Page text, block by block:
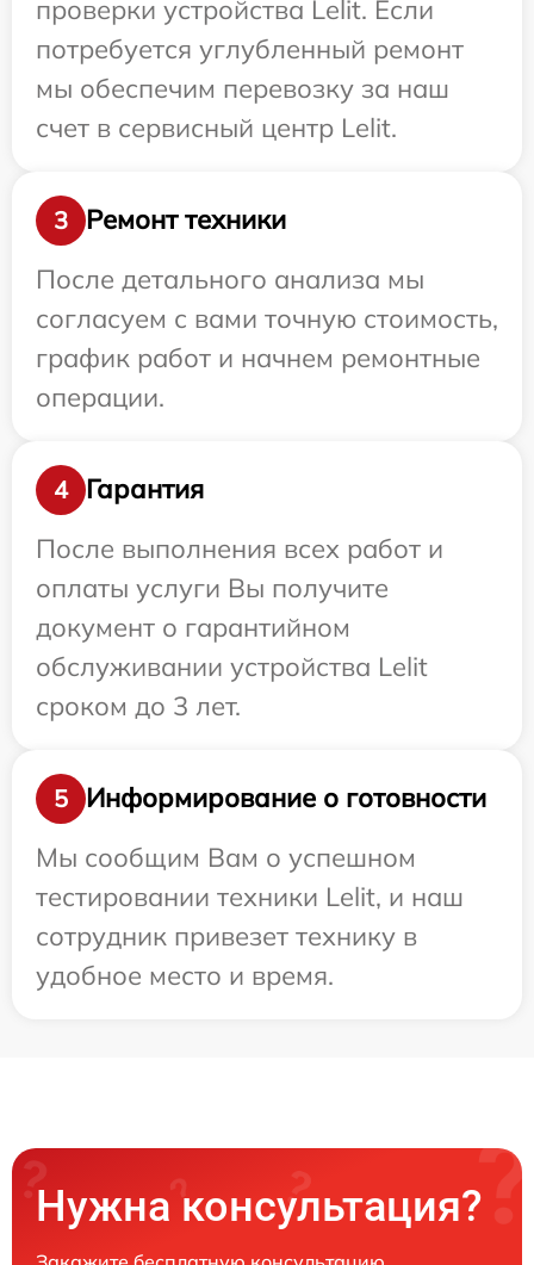
проверки устройства Lelit. Если
потребуется углубленный ремонт
мы обеспечим перевозку за наш
счет в сервисный центр Lelit.
3
Ремонт техники
После детального анализа мы
согласуем с вами точную стоимость,
график работ и начнем ремонтные
операции.
4
Гарантия
После выполнения всех работ и
оплаты услуги Вы получите
документ о гарантийном
обслуживании устройства Lelit
сроком до 3 лет.
5
Информирование о готовности
Мы сообщим Вам о успешном
тестировании техники Lelit, и наш
сотрудник привезет технику в
удобное место и время.
Нужна консультация?